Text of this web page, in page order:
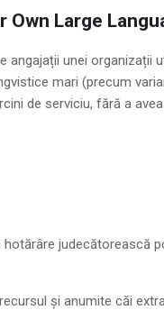
Own Large
angajații unei organizații
mari (precum
de serviciu, fără a
judecătorească
și anumite căi